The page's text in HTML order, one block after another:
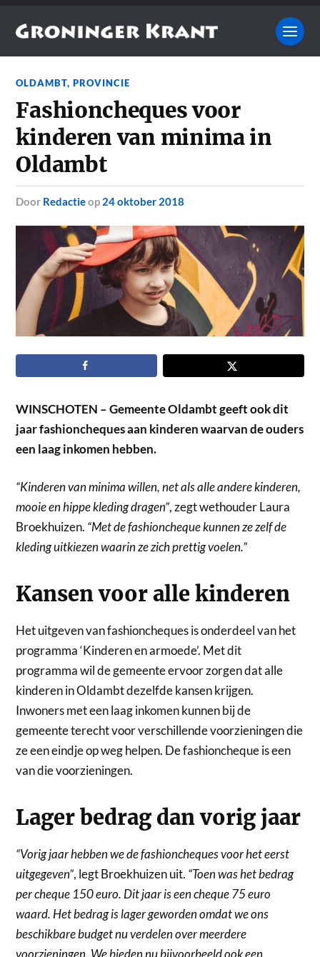
OLDAMBT,PROVINCIE
Fashioncheques voor
kinderen van minima in
Oldambt
door Redactieop 24 oktober 2018
WINSCHOTEN – Gemeente Oldambt geeft ook dit
jaar fashioncheques aan kinderen waarvan de ouders
een laag inkomen hebben.
“Kinderen van minima willen, net als alle andere kinderen,
mooie en hippe kleding dragen”, zegt wethouder Laura
Broekhuizen. “Met de fashioncheque kunnen ze zelf de
kleding uitkiezen waarin ze zich prettig voelen.”
Kansen voor alle kinderen
Het uitgeven van fashioncheques is onderdeel van het
programma ‘Kinderen en armoede’. Met dit
programma wil de gemeente ervoor zorgen dat alle
kinderen in Oldambt dezelfde kansen krijgen.
Inwoners met een laag inkomen kunnen bij de
gemeente terecht voor verschillende voorzieningen die
ze een eindje op weg helpen. De fashioncheque is een
van die voorzieningen.
Lager bedrag dan vorig jaar
“Vorig jaar hebben we de fashioncheques voor het eerst
uitgegeven”, legt Broekhuizen uit. “Toen was het bedrag
per cheque 150 euro. Dit jaar is een cheque 75 euro
waard. Het bedrag is lager geworden omdat we ons
beschikbare budget nu verdelen over meerdere
voorzieningen. We bieden nu bijvoorbeeld ook een